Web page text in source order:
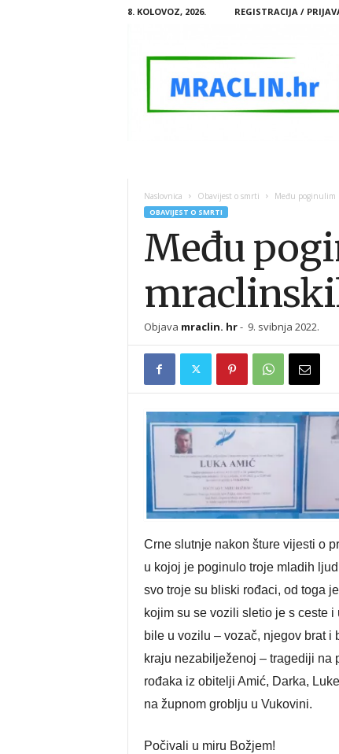
8. KOLOVOZ, 2026. REGISTRACIJA /
A
Naslovnica Obavijest o smrti Među poginulim
OBAVIJEST O SMRTI
Među
Objava mraclin. hr- 9. svibnja 2022.
Crne slutnje nakon šture vijesti o
u kojoj je poginulo troje mladih
svo troje su bliski rođaci, od toga
kojim su se vozili sletio je s ceste
bile u vozilu – vozač, njegov brat i
kraju nezabilježenoj – tragediji na
rođaka iz obitelji Amić, Darka,
na župnom groblju u Vukovini.
Počivali u miru Božjem!